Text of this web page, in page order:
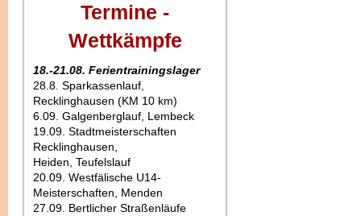
Termine -
Wettkämpfe
18.-21.08. Ferientrainingslager
28.8. Sparkassenlauf,
Recklinghausen (KM 10 km)
6.09. Galgenberglauf, Lembeck
19.09. Stadtmeisterschaften
Recklinghausen,
Heiden, Teufelslauf
20.09. Westfälische U14-
Meisterschaften, Menden
27.09. Bertlicher Straßenläufe